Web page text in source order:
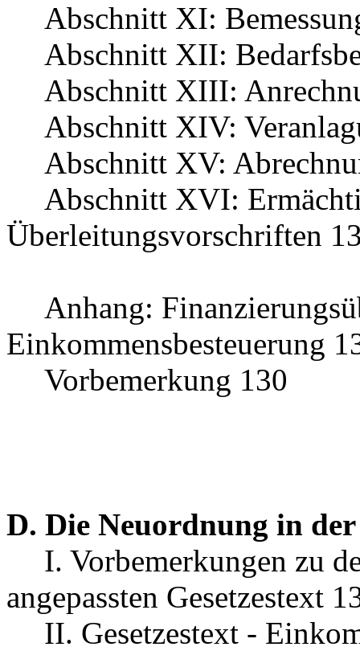
Abschnitt XI:
Abschnitt XII:
Abschnitt XIII:
Abschnitt XIV:
Abschnitt XV:
Abschnitt XVI:
Überleitungsvorschriften
Anhang:
Einkommensbesteuerung
Vorbemerkung 130
D. Die Neuordnung in
I. Vorbemerkungen zu
angepassten Gesetzestext
II. Gesetzestext -